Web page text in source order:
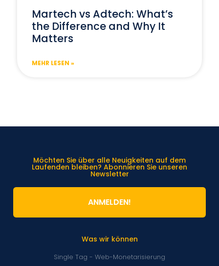
Martech vs Adtech: What’s
the Difference and Why It
Matters
MEHR LESEN »
Was wir können
Single Tag - Web-Monetarisierung
Möchten Sie über alle Neuigkeiten auf dem
Laufenden bleiben? Abonnieren Sie unseren
Newsletter
ANMELDEN!